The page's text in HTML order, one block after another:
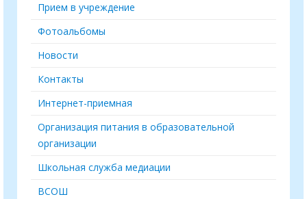
Прием в учреждение
Фотоальбомы
Новости
Контакты
Интернет-приемная
Организация питания в образовательной
организации
Школьная служба медиации
ВСОШ